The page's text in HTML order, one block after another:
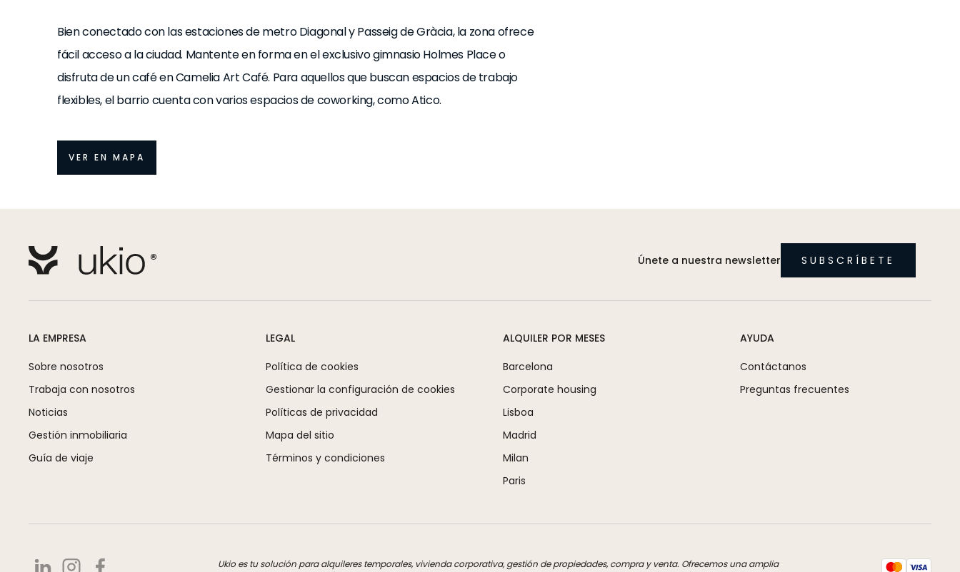
Bien conectado con las estaciones de metro Diagonal y Passeig de Gràcia, la zona ofrece
fácil acceso a la ciudad. Mantente en forma en el exclusivo gimnasio Holmes Place o
disfruta de un café en Camelia Art Café. Para aquellos que buscan espacios de trabajo
flexibles, el barrio cuenta con varios espacios de coworking, como Atico.
VER EN MAPA
Únete a nuestra newsletter SUBSCRÍBETE
LA EMPRESA
Sobre nosotros
Trabaja con nosotros
Noticias
Gestión inmobiliaria
Guía de viaje
LEGAL
Política de cookies
Gestionar la configuración de cookies
Políticas de privacidad
Mapa del sitio
Términos y condiciones
ALQUILER POR MESES
Barcelona
Corporate housing
Lisboa
Madrid
Milan
Paris
AYUDA
Contáctanos
Preguntas frecuentes
Ukio es tu solución para alquileres temporales, vivienda corporativa, gestión de propiedades, compra y venta. Ofrecemos una amplia